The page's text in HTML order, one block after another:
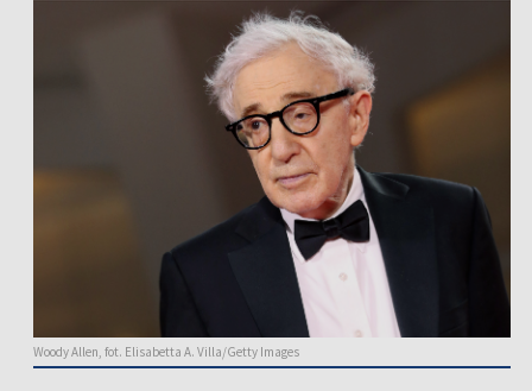
Woody Allen, fot. Elisabetta A. Villa/Getty Images